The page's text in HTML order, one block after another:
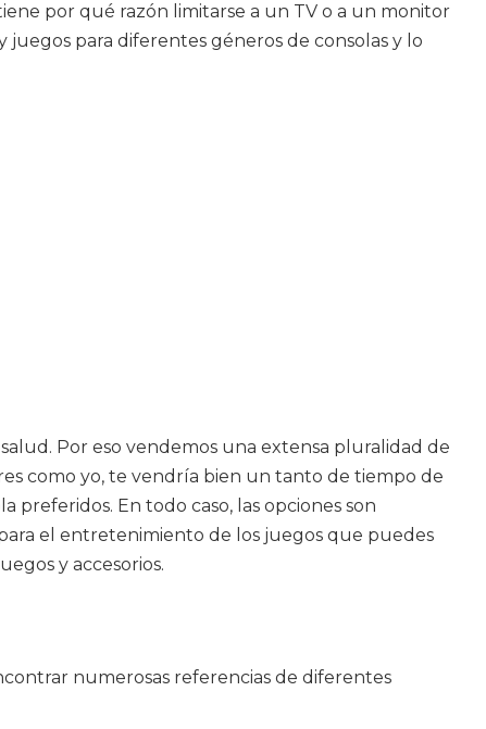
por qué razón limitarse a un TV o a un monitor
para diferentes géneros de consolas y lo
Por eso vendemos una extensa pluralidad de
como yo, te vendría bien un tanto de tiempo de
preferidos. En todo caso, las opciones son
el entretenimiento de los juegos que puedes
y accesorios.
numerosas referencias de diferentes